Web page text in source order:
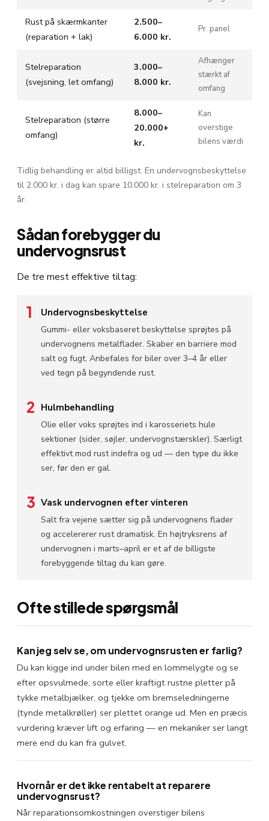
Rust på skærmkanter
(reparation + lak)
2.500–
6.000 kr.
Pr. panel
Stelreparation
(svejsning, let omfang)
3.000–
8.000 kr.
Afhænger
stærkt af
omfang
Stelreparation (større
omfang)
8.000–
20.000+
kr.
Kan
overstige
bilens værdi
Tidlig behandling er altid billigst. En undervognsbeskyttelse
til 2.000 kr. i dag kan spare 10.000 kr. i stelreparation om 3
år.
Sådan forebygger du
undervognsrust
De tre mest effektive tiltag:
1 Undervognsbeskyttelse
Gummi- eller voksbaseret beskyttelse sprøjtes på
undervognens metalflader. Skaber en barriere mod
salt og fugt. Anbefales for biler over 3–4 år eller
ved tegn på begyndende rust.
2 Hulmbehandling
Olie eller voks sprøjtes ind i karosseriets hule
sektioner (sider, søjler, undervognstærskler). Særligt
effektivt mod rust indefra og ud — den type du ikke
ser, før den er gal.
3 Vask undervognen efter vinteren
Salt fra vejene sætter sig på undervognens flader
og accelererer rust dramatisk. En højtryksrens af
undervognen i marts–april er et af de billigste
forebyggende tiltag du kan gøre.
Ofte stillede spørgsmål
Kan jeg selv se, om undervognsrusten er farlig?
Du kan kigge ind under bilen med en lommelygte og se
efter opsvulmede, sorte eller kraftigt rustne pletter på
tykke metalbjælker, og tjekke om bremseledningerne
(tynde metalkrøller) ser plettet orange ud. Men en præcis
vurdering kræver lift og erfaring — en mekaniker ser langt
mere end du kan fra gulvet.
Hvornår er det ikke rentabelt at reparere
undervognsrust?
Når reparationsomkostningen overstiger bilens